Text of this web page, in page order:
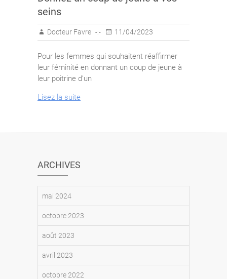
Donnez un coup de jeune à vos
Docteur Favre 11/04/2023
Pour les femmes qui souhaitent réaffirmer
leur féminité en donnant un coup de jeune à
ARCHIVES
mai 2024
octobre 2023
août 2023
avril 2023